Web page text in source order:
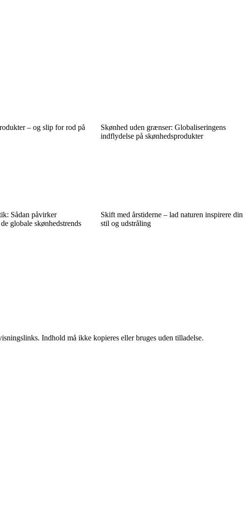
– og slip for rod på
Skønhed uden grænser: Globaliseringens
indflydelse på skønhedsprodukter
Sådan påvirker
globale skønhedstrends
Skift med årstiderne – lad naturen inspirere din
stil og udstråling
Indhold må ikke kopieres eller bruges uden tilladelse.